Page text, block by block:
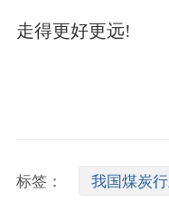
走得更好更远!
标签： 我国煤炭